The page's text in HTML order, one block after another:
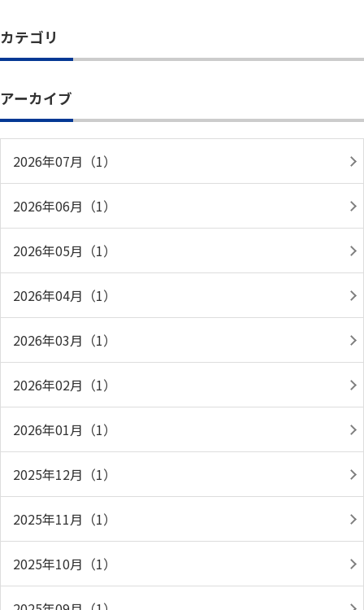
カテゴリ
アーカイブ
2026年07月（1）
2026年06月（1）
2026年05月（1）
2026年04月（1）
2026年03月（1）
2026年02月（1）
2026年01月（1）
2025年12月（1）
2025年11月（1）
2025年10月（1）